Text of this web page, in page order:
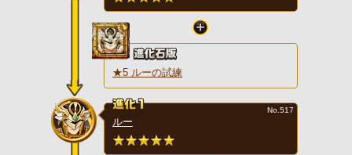
★5 ルーの試練
ルー
No.517